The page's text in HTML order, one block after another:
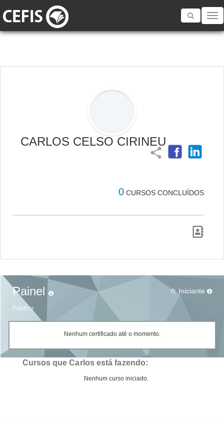
Toggle
CARLOS CELSO CIRINEU
share
0 CURSOS CONCLUÍDOS
Painel
Público
star_border Iniciante
Nenhum certificado até o momento.
Cursos que Carlos está fazendo:
Nenhum curso iniciado.